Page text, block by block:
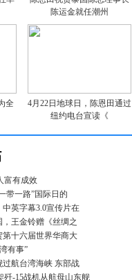
陈运金就任潮州
全
4月22日地球日，陈恩田通过
纽约电台宣读《
富有成效
带一路”国际日的
中英字幕3.0宣传片在
，王金铃赠《丝绸之
第十六届世界华商大
有事”
过航台湾海峡 东部战
歼-15战机从航母山东舰